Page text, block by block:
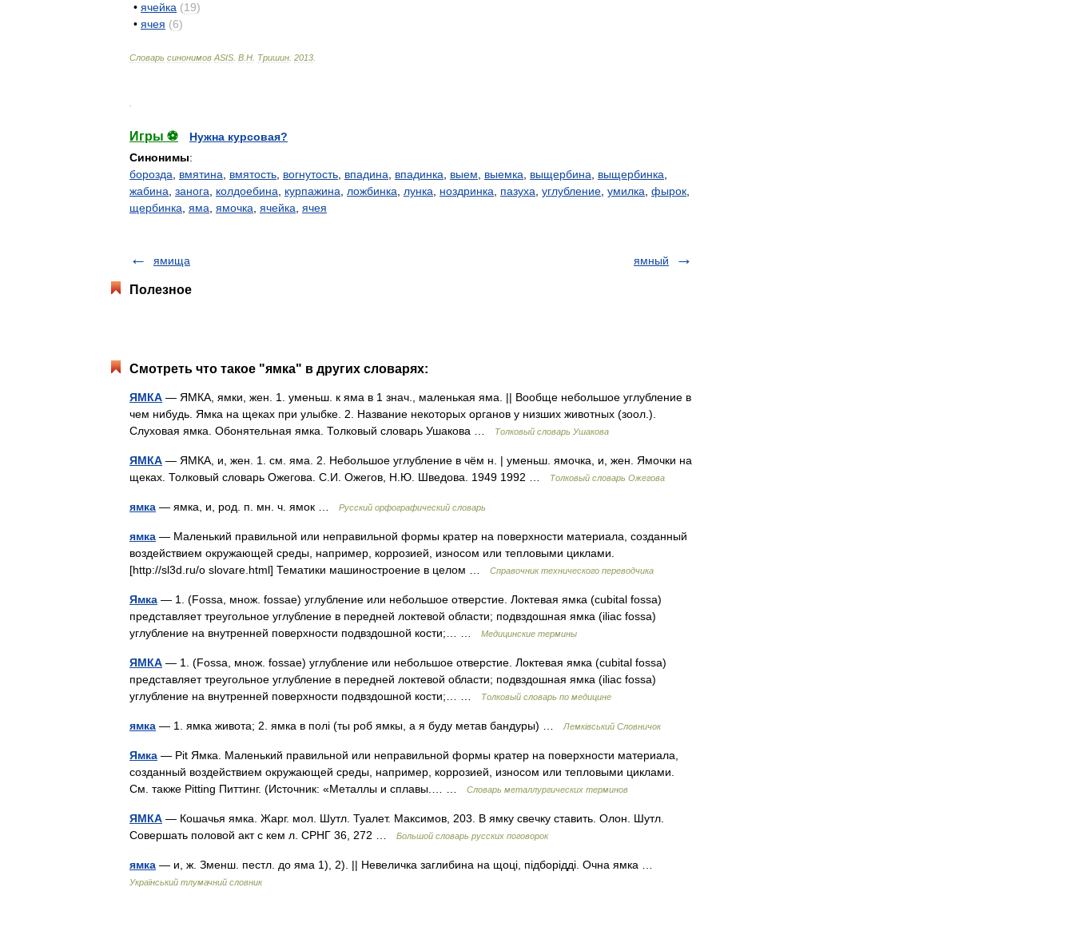
• ячейка (19)
• ячея (6)
Словарь синонимов ASIS В Н Тришин 2013
Игры ⚽
Нужна курсовая?
Синонимы:
борозда
вмятина вмятость вогнутость впадина впадинка выем выемка выщербина выщербинка
жабина занога колдоебина курпажина ложбинка лунка ноздринка пазуха углубление умилка фырок
щербинка яма ямочка ячейка ячея
ямища ямный
Полезное
Смотреть что такое "ямка" в других словарях:
ЯМКА — ЯМКА, ямки, жен. 1. уменьш. к яма в 1 знач., маленькая яма. || Вообще небольшое углубление в
чем нибудь. Ямка на щеках при улыбке. 2. Название некоторых органов у низших животных (зоол.).
Слуховая ямка. Обонятельная ямка. Толковый словарь Ушакова …
Толковый словарь Ушакова
ЯМКА — ЯМКА, и, жен. 1. см. яма. 2. Небольшое углубление в чём н. | уменьш. ямочка, и, жен. Ямочки на
щеках. Толковый словарь Ожегова. С.И. Ожегов, Н.Ю. Шведова. 1949 1992 …
Толковый словарь Ожегова
ямка — ямка, и, род. п. мн. ч. ямок … Русский орфографический словарь
ямка — Маленький правильной или неправильной формы кратер на поверхности материала, созданный
воздействием окружающей среды, например, коррозией, износом или тепловыми циклами.
[http://sl3d.ru/o slovare.html] Тематики машиностроение в целом …
Справочник технического переводчика
Ямка — 1. (Fossa, множ. fossae) углубление или небольшое отверстие. Локтевая ямка (cubital fossa)
представляет треугольное углубление в передней локтевой области; подвздошная ямка (iliac fossa)
углубление на внутренней поверхности подвздошной кости;… …
Медицинские термины
ЯМКА — 1. (Fossa, множ. fossae) углубление или небольшое отверстие. Локтевая ямка (cubital fossa)
представляет треугольное углубление в передней локтевой области; подвздошная ямка (iliac fossa)
углубление на внутренней поверхности подвздошной кости;… …
Толковый словарь по медицине
ямка — 1. ямка живота; 2. ямка в полі (ты роб ямкы, а я буду метав бандуры) … Лемківський Словничок
Ямка — Pit Ямка. Маленький правильной или неправильной формы кратер на поверхности материала,
созданный воздействием окружающей среды, например, коррозией, износом или тепловыми циклами.
См. также Pitting Питтинг. (Источник: «Металлы и сплавы.… …
Словарь металлургических терминов
ЯМКА — Кошачья ямка. Жарг. мол. Шутл. Туалет. Максимов, 203. В ямку свечку ставить. Олон. Шутл.
Совершать половой акт с кем л. СРНГ 36, 272 …
Большой словарь русских поговорок
ямка — и, ж. Зменш. пестл. до яма 1), 2). || Невеличка заглибина на щоці, підборідді. Очна ямка …
Український тлумачний словник